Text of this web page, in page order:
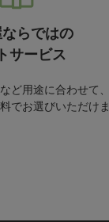
らではの
サービス
ど用途に合わせて、
でお選びいただけま